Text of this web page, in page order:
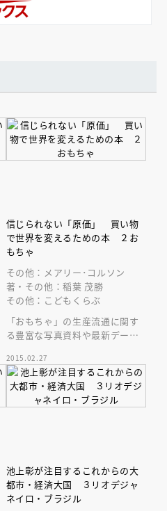
信じられない「原価」 買い物
で世界を変えるための本 ２お
もちゃ
その他：メアリー･コルソン
著・その他：稲葉 茂勝
その他：こどもくらぶ
「おもちゃ」の生産流通に関す
る豊富な写真資料や最新データ
ど社会問題を紹介。国際理解に
役立ちます。
2015.02.27
池上彰が注目するこれからの大
都市・経済大国 ３リオデジャ
ネイロ・ブラジル